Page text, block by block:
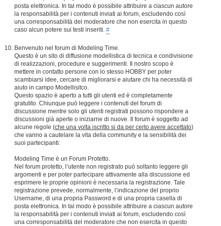
posta elettronica. In tal modo è possibile attribuire a ciascun autore
la responsabilità per i contenuti inviati ai forum, escludendo così
una corresponsabilità del moderatore che non esercita in questo
caso alcun potere sui testi inseriti. #
Benvenuto nel forum di Modeling Time.
Questo è un sito di diffusione modellistica di tecnica e condivisione
di realizzazioni, procedure e suggerimenti. Il nostro scopo è
mettere in contatto persone con lo stesso HOBBY per poter
scambiarsi idee, cercare di migliorarsi e aiutare chi ha necessità di
aiuto in campo Modellisitco.
Questo spazio è aperto a tutti gli utenti ed è completamente
gratutito. Chiunque può leggere i contenuti del forum di
discussione mentre solo gli utenti registrati possono rispondere a
discussioni già aperte o iniziarne di nuove. Il forum è soggetto ad
alcune regole (che una volta iscritto si da per certo avere accettato)
che vanno a cautelare la vita della community e la sensibilità dei
suoi partecipanti:
Modeling Time è un Forum Protetto.
Nel forum protetto, l’utente non registrato può soltanto leggere gli
argomenti e per poter partecipare attivamente alla discussione ed
esprimere le proprie opinioni è necessaria la registrazione. Tale
registrazione prevede, normalmente, l’indicazione del proprio
Username, di una propria Password e di una propria casella di
posta elettronica. In tal modo è possibile attribuire a ciascun autore
la responsabilità per i contenuti inviati ai forum, escludendo così
una corresponsabilità del moderatore che non esercita in questo